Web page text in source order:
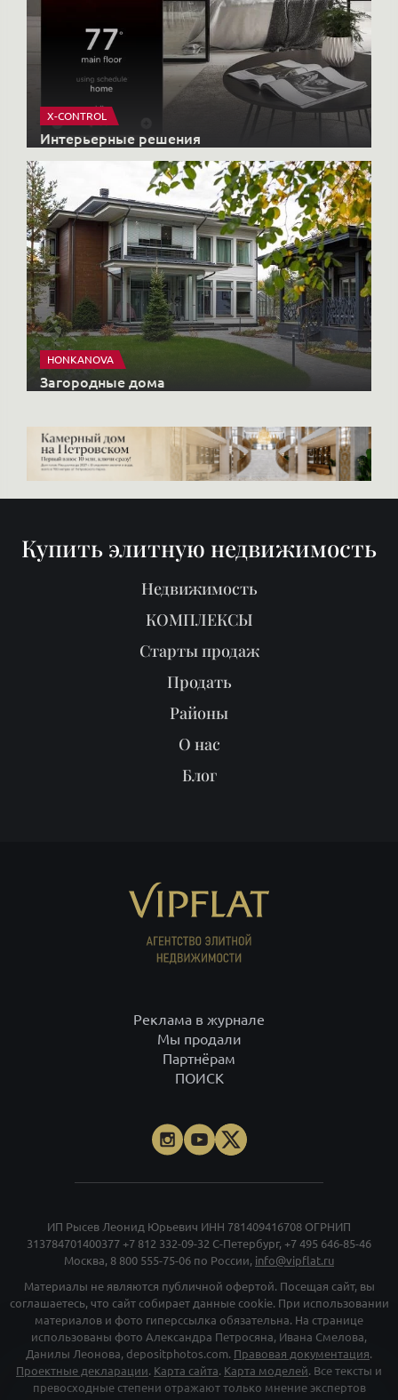
X-CONTROL
Интерьерные решения
HONKANOVA
Загородные дома
Купить элитную недвижимость
Недвижимость
КОМПЛЕКСЫ
Старты продаж
Продать
Районы
О нас
Блог
Реклама в журнале
Мы продали
Партнёрам
ПОИСК
ИП Рысев Леонид Юрьевич ИНН 781409416708 ОГРНИП
313784701400377 +7 812 332-09-32 С-Петербург, +7 495 646-85-46
Москва, 8 800 555-75-06 по России, info@vipflat.ru
Материалы не являются публичной офертой. Посещая сайт, вы
соглашаетесь, что сайт собирает данные cookie. При использовании
материалов и фото гиперссылка обязательна. На странице
использованы фото Александра Петросяна, Ивана Смелова,
Данилы Леонова, depositphotos.com. Правовая документация.
Проектные декларации. Карта сайта. Карта моделей. Все тексты и
превосходные степени отражают только мнение экспертов